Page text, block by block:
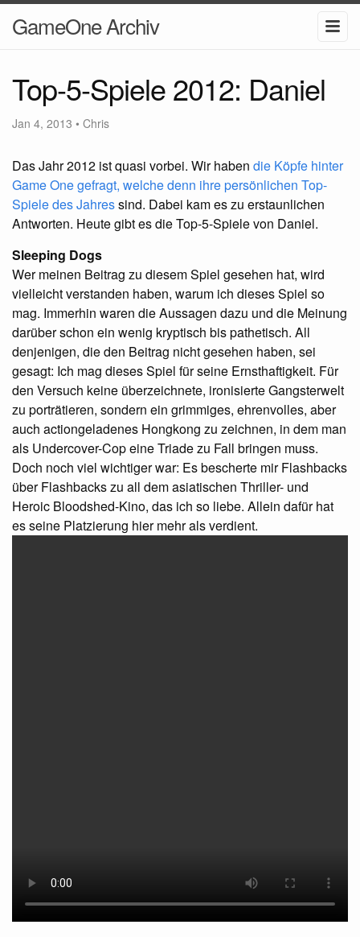
GameOne Archiv
Top-5-Spiele 2012: Daniel
Jan 4, 2013 • Chris
Das Jahr 2012 ist quasi vorbei. Wir haben die Köpfe hinter
Game One gefragt, welche denn ihre persönlichen Top-
Spiele des Jahressind. Dabei kam es zu erstaunlichen
Antworten. Heute gibt es die Top-5-Spiele von Daniel.
Sleeping Dogs
Wer meinen Beitrag zu diesem Spiel gesehen hat, wird
vielleicht verstanden haben, warum ich dieses Spiel so
mag. Immerhin waren die Aussagen dazu und die Meinung
darüber schon ein wenig kryptisch bis pathetisch. All
denjenigen, die den Beitrag nicht gesehen haben, sei
gesagt: Ich mag dieses Spiel für seine Ernsthaftigkeit. Für
den Versuch keine überzeichnete, ironisierte Gangsterwelt
zu porträtieren, sondern ein grimmiges, ehrenvolles, aber
auch actiongeladenes Hongkong zu zeichnen, in dem man
als Undercover-Cop eine Triade zu Fall bringen muss.
Doch noch viel wichtiger war: Es bescherte mir Flashbacks
über Flashbacks zu all dem asiatischen Thriller- und
Heroic Bloodshed-Kino, das ich so liebe. Allein dafür hat
es seine Platzierung hier mehr als verdient.